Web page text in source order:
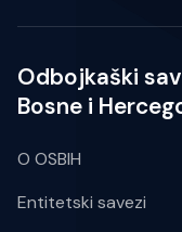
Odbojkaški
Bosne i
O OSBIH
Entitetski savezi